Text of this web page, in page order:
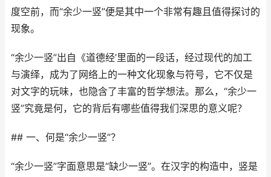
度空前，而“余少一竖”便是其中一个非常有趣且值得探讨的
现象。
“余少一竖”出自《道德经’里面的一段话，经过现代的加工
与演绎，成为了网络上的一种文化现象与符号，它不仅是
对文字的玩味，也隐含了丰富的哲学想法。那么，“余少一
竖”究竟是何，它的背后有哪些值得我们深思的意义呢？
## 一、何是“余少一竖”？
“余少一竖”字面意思是“缺少一竖”。在汉字的构造中，竖是